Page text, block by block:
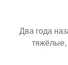
Два года
тяжёлые,